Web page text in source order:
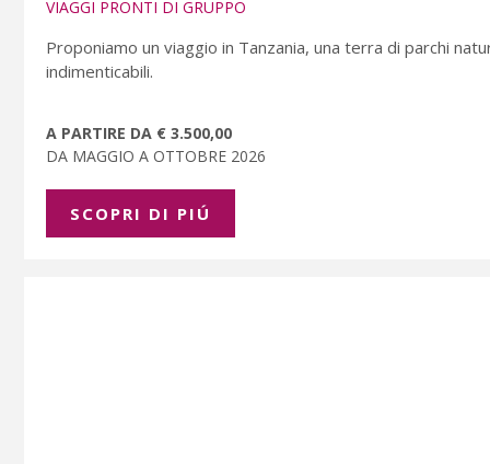
VIAGGI PRONTI DI GRUPPO
Proponiamo un viaggio in Tanzania, una terra di parchi
indimenticabili.
A PARTIRE DA € 3.500,00
DA MAGGIO A OTTOBRE 2026
SCOPRI DI PIÚ